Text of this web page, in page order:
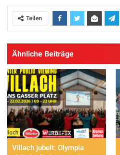
Teilen
Ähnliche Beiträge
Villach jubelt: Olympia